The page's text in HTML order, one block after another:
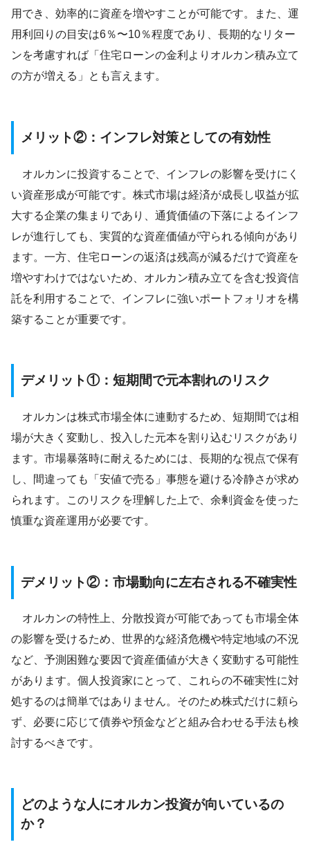
用でき、効率的に資産を増やすことが可能です。また、運
用利回りの目安は6％〜10％程度であり、長期的なリター
ンを考慮すれば「住宅ローンの金利よりオルカン積み立て
の方が増える」とも言えます。
メリット②：インフレ対策としての有効性
オルカンに投資することで、インフレの影響を受けにく
い資産形成が可能です。株式市場は経済が成長し収益が拡
大する企業の集まりであり、通貨価値の下落によるインフ
レが進行しても、実質的な資産価値が守られる傾向があり
ます。一方、住宅ローンの返済は残高が減るだけで資産を
増やすわけではないため、オルカン積み立てを含む投資信
託を利用することで、インフレに強いポートフォリオを構
築することが重要です。
デメリット①：短期間で元本割れのリスク
オルカンは株式市場全体に連動するため、短期間では相
場が大きく変動し、投入した元本を割り込むリスクがあり
ます。市場暴落時に耐えるためには、長期的な視点で保有
し、間違っても「安値で売る」事態を避ける冷静さが求め
られます。このリスクを理解した上で、余剰資金を使った
慎重な資産運用が必要です。
デメリット②：市場動向に左右される不確実性
オルカンの特性上、分散投資が可能であっても市場全体
の影響を受けるため、世界的な経済危機や特定地域の不況
など、予測困難な要因で資産価値が大きく変動する可能性
があります。個人投資家にとって、これらの不確実性に対
処するのは簡単ではありません。そのため株式だけに頼ら
ず、必要に応じて債券や預金などと組み合わせる手法も検
討するべきです。
どのような人にオルカン投資が向いているの
か？